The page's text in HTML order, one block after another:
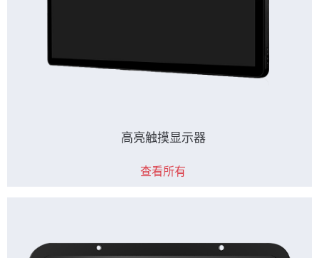
高亮触摸显示器
查看所有